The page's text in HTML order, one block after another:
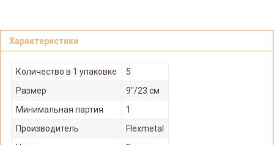
Характеристики
Количество в 1 упаковке
5
Размер
9"/23 см
Минимальная партия
1
Производитель
Flexmetal